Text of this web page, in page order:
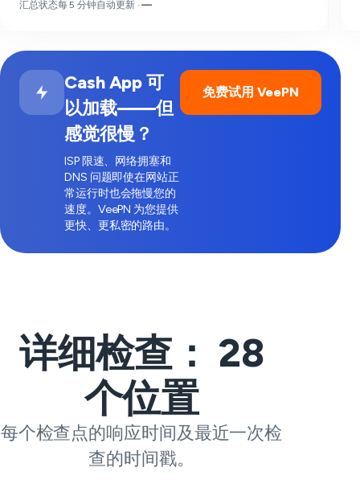
汇总状态每 5 分钟自动更新 ·—
Cash App 可
以加载——但
感觉很慢？
ISP 限速、网络拥塞和
DNS 问题即使在网站正
常运行时也会拖慢您的
速度。VeePN 为您提供
更快、更私密的路由。
免费试用 VeePN
详细检查： 28
个位置
每个检查点的响应时间及最近一次检
查的时间戳。